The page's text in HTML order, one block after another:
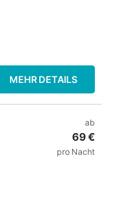
MEHR DETAILS
ab
69 €
pro Nacht